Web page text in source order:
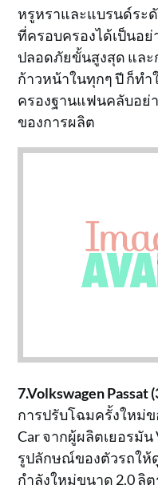
หรูหราและแบรนด์ระ
ที่ครอบครองได้เป็นอย่
ปลอดภัยขั้นสูงสุด แล
ก้าวหน้าในทุกๆ ปี ก็ทำ
ครองฐานแฟนคลับอย่
ของการผลิต
7.Volkswagen Passat
การปรับโฉมครั้งใหม่
Car จากผู้ผลิตเยอรมัน
รูปลักษณ์ของตัวรถให้
กำลังใหม่ขนาด 2.0 ลิ